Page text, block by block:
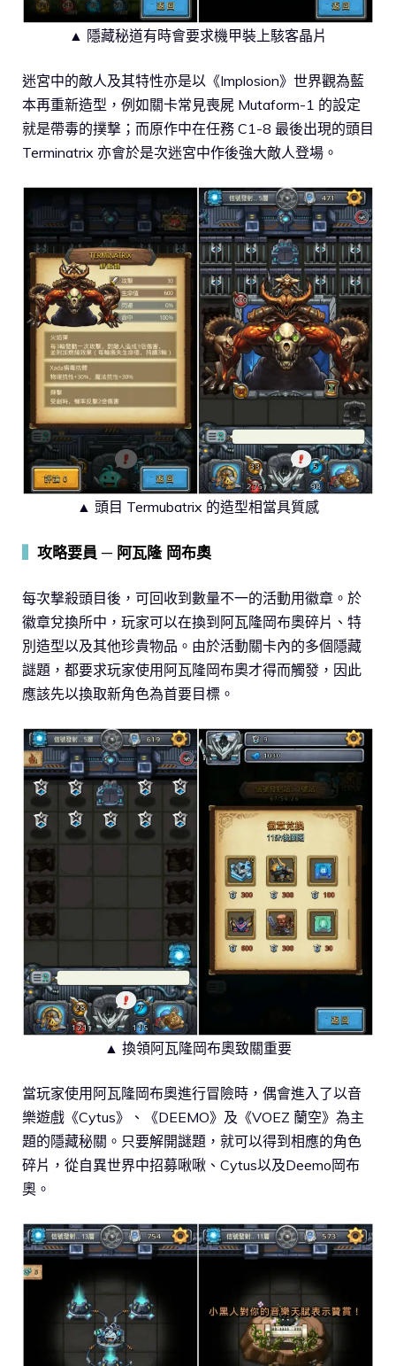
▲ 隱藏秘道有時會要求機甲裝上駭客晶片
迷宮中的敵人及其特性亦是以《Implosion》世界觀為藍
本再重新造型，例如關卡常見喪屍 Mutaform-1 的設定
就是帶毒的撲撃；而原作中在任務 C1-8 最後出現的頭目
Terminatrix 亦會於是次迷宮中作後強大敵人登場。
▲ 頭目 Termubatrix 的造型相當具質感
攻略要員 ─ 阿瓦隆 岡布奧
每次撃殺頭目後，可回收到數量不一的活動用徽章。於
徽章兌換所中，玩家可以在換到阿瓦隆岡布奧碎片、特
別造型以及其他珍貴物品。由於活動關卡內的多個隱藏
謎題，都要求玩家使用阿瓦隆岡布奧才得而觸發，因此
應該先以換取新角色為首要目標。
▲ 換領阿瓦隆岡布奧致關重要
當玩家使用阿瓦隆岡布奧進行冒險時，偶會進入了以音
樂遊戲《Cytus》、《DEEMO》及《VOEZ 蘭空》為主
題的隱藏秘關。只要解開謎題，就可以得到相應的角色
碎片，從自異世界中招募啾啾、Cytus以及Deemo岡布
奧。